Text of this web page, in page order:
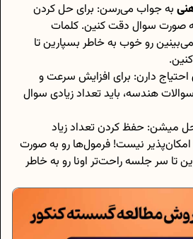
به جواب می‌رسن: برای حل کردن
به صورت سوال دقت کنین. کلمات
رو خوب به خاطر بسپارین تا
احتیاج دارن: برای افزایش سرعت و
هندسه، باید تعداد زیادی سوال
میشن: حفظ کردن تعداد زیاد
نیست! فرمول‌ها رو به صورت
تا سر جلسه راحت‌تر اونا رو به خاطر